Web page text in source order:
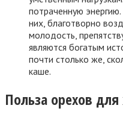
потраченную
них, благотворно
молодость,
являются богатым
почти столько же,
каше.
Польза орехов